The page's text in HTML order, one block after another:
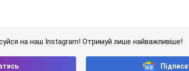
на наш Instagram! Отримуй лише найважливіше!